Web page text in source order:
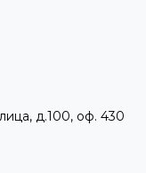
д.100, оф. 430